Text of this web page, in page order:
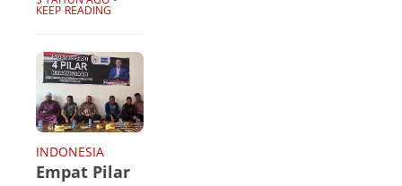
Cafe Show 2023
dari 13-15 April
di Pusat
Pameran dan
Konvensi
Saigon di Kota
Ho Chi Minh
KEEP READING
INDONESIA
Empat Pilar